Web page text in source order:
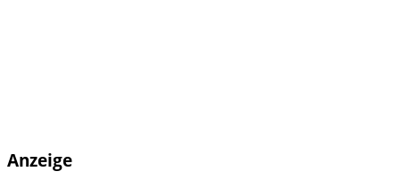
Anzeige